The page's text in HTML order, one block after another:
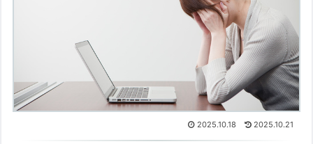
2025.10.18 2025.10.21